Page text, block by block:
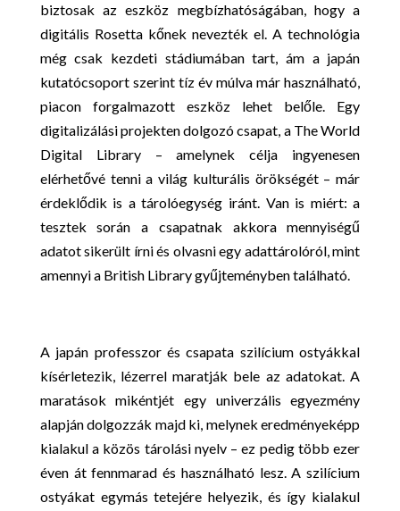
biztosak az eszköz megbízhatóságában, hogy a
digitális Rosetta kőnek nevezték el. A technológia
még csak kezdeti stádiumában tart, ám a japán
kutatócsoport szerint tíz év múlva már használható,
piacon forgalmazott eszköz lehet belőle. Egy
digitalizálási projekten dolgozó csapat, a The World
Digital Library – amelynek célja ingyenesen
elérhetővé tenni a világ kulturális örökségét – már
érdeklődik is a tárolóegység iránt. Van is miért: a
tesztek során a csapatnak akkora mennyiségű
adatot sikerült írni és olvasni egy adattárolóról, mint
amennyi a British Library gyűjteményben található.
A japán professzor és csapata szilícium ostyákkal
kísérletezik, lézerrel maratják bele az adatokat. A
maratások mikéntjét egy univerzális egyezmény
alapján dolgozzák majd ki, melynek eredményeképp
kialakul a közös tárolási nyelv – ez pedig több ezer
éven át fennmarad és használható lesz. A szilícium
ostyákat egymás tetejére helyezik, és így kialakul